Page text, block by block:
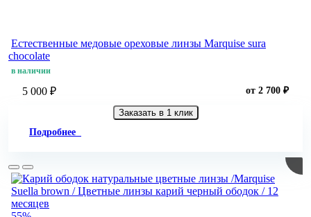
Естественные медовые ореховые линзы Marquise sura
chocolate
в наличии
5 000 ₽ от 2 700 ₽
Заказать в 1 клик
Подробнее